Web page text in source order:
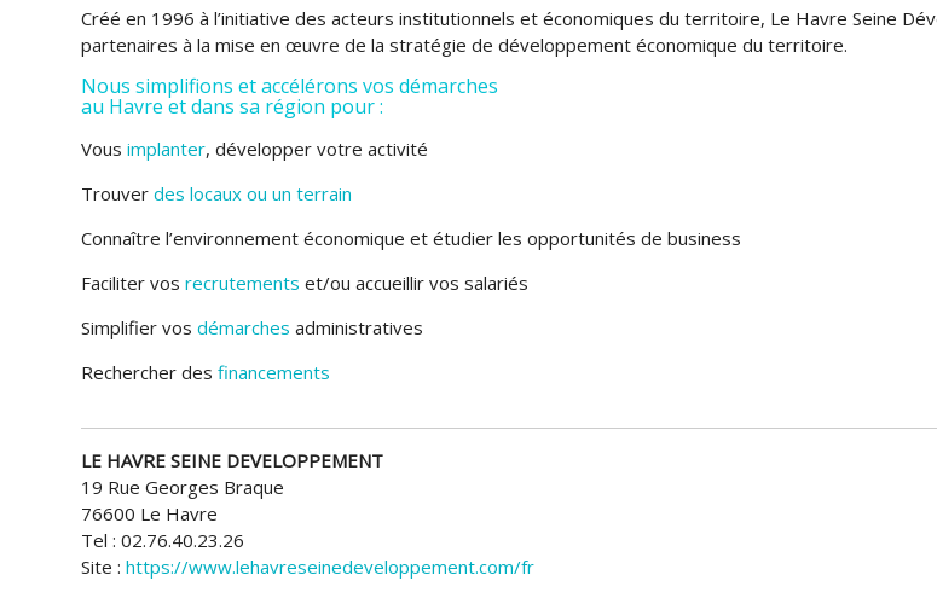
Créé en 1996 à l’initiative des acteurs institutionnels et économiques du territoire, Le Havre Seine
partenaires à la mise en œuvre de la stratégie de développement économique du territoire.
Nous simplifions et accélérons vos démarches
au Havre et dans sa région pour :
Vousimplanter, développer votre activité
Trouverdes locaux ou un terrain
Connaître l’environnement économique et étudier les opportunités de business
Faciliter vosrecrutementset/ou accueillir vos salariés
Simplifier vosdémarchesadministratives
Rechercher desfinancements
LE HAVRE SEINE DEVELOPPEMENT
19 Rue Georges Braque
76600 Le Havre
Tel : 02.76.40.23.26
Site :https://www.lehavreseinedeveloppement.com/fr